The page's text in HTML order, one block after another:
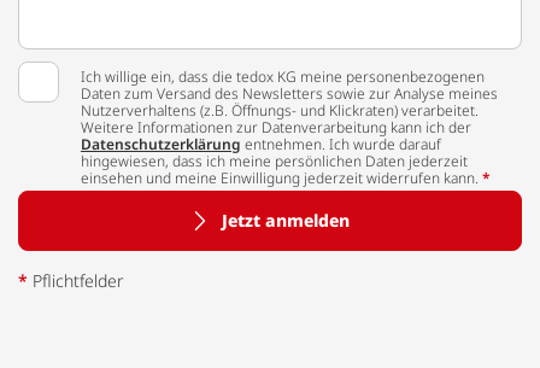
Ich willige ein, dass die tedox KG meine personenbezogenen
Daten zum Versand des Newsletters sowie zur Analyse meines
Nutzerverhaltens (z.B. Öffnungs- und Klickraten) verarbeitet.
Weitere Informationen zur Datenverarbeitung kann ich der
Datenschutzerklärung entnehmen. Ich wurde darauf
hingewiesen, dass ich meine persönlichen Daten jederzeit
einsehen und meine Einwilligung jederzeit widerrufen kann. *
Jetzt anmelden
* Pflichtfelder